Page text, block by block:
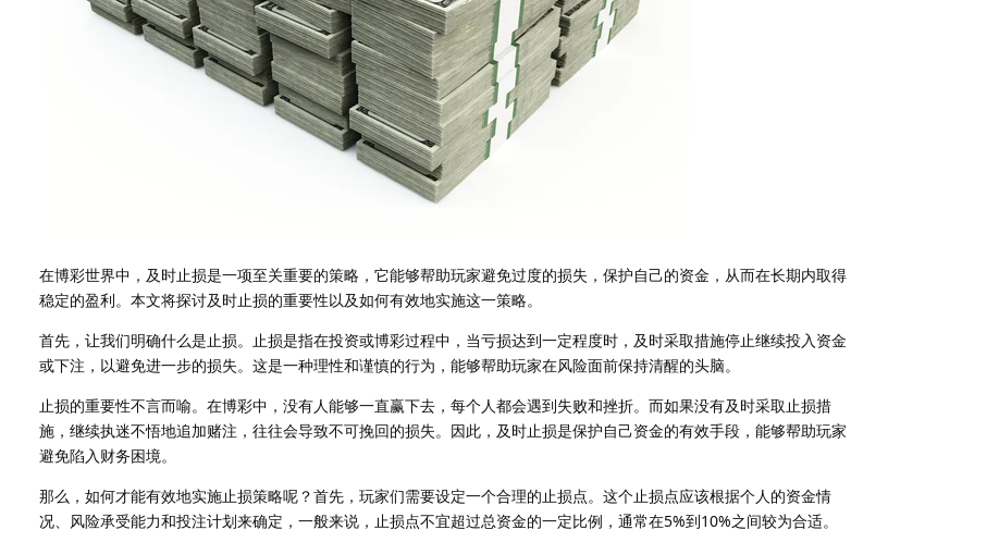
在博彩世界中，及时止损是一项至关重要的策略，它能够帮助玩家避免过度的损失，保护自己的资金，从而在长期内取得
稳定的盈利。本文将探讨及时止损的重要性以及如何有效地实施这一策略。
首先，让我们明确什么是止损。止损是指在投资或博彩过程中，当亏损达到一定程度时，及时采取措施停止继续投入资金
或下注，以避免进一步的损失。这是一种理性和谨慎的行为，能够帮助玩家在风险面前保持清醒的头脑。
止损的重要性不言而喻。在博彩中，没有人能够一直赢下去，每个人都会遇到失败和挫折。而如果没有及时采取止损措
施，继续执迷不悟地追加赌注，往往会导致不可挽回的损失。因此，及时止损是保护自己资金的有效手段，能够帮助玩家
避免陷入财务困境。
那么，如何才能有效地实施止损策略呢？首先，玩家们需要设定一个合理的止损点。这个止损点应该根据个人的资金情
况、风险承受能力和投注计划来确定，一般来说，止损点不宜超过总资金的一定比例，通常在5%到10%之间较为合适。